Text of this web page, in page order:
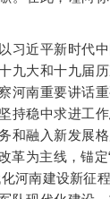
近平新时代中
九大和十九届
河南重要讲话
持稳中求进工
和融入新发展
革为主线，锚定
河南建设新征